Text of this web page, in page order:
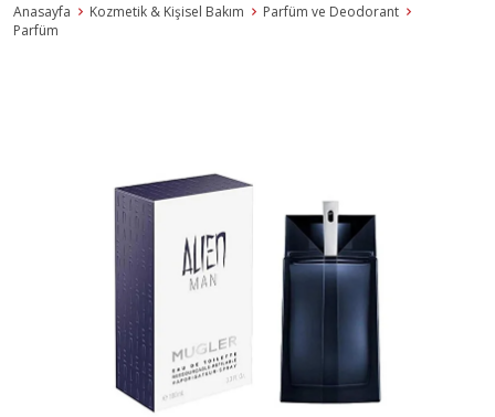
Anasayfa Kozmetik & Kişisel Bakım
Parfüm ve Deodorant
Parfüm